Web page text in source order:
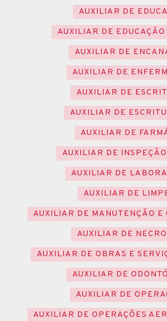
AUXILIAR DE
AUXILIAR DE
AUXILIAR DE
AUXILIAR DE
AUXILIAR DE
AUXILIAR DE
AUXILIAR DE
AUXILIAR DE
AUXILIAR DE
AUXILIAR DE
AUXILIAR DE MANUTENÇÃO E
AUXILIAR DE
AUXILIAR DE OBRAS E
AUXILIAR DE
AUXILIAR DE
AUXILIAR DE OPERAÇÕES